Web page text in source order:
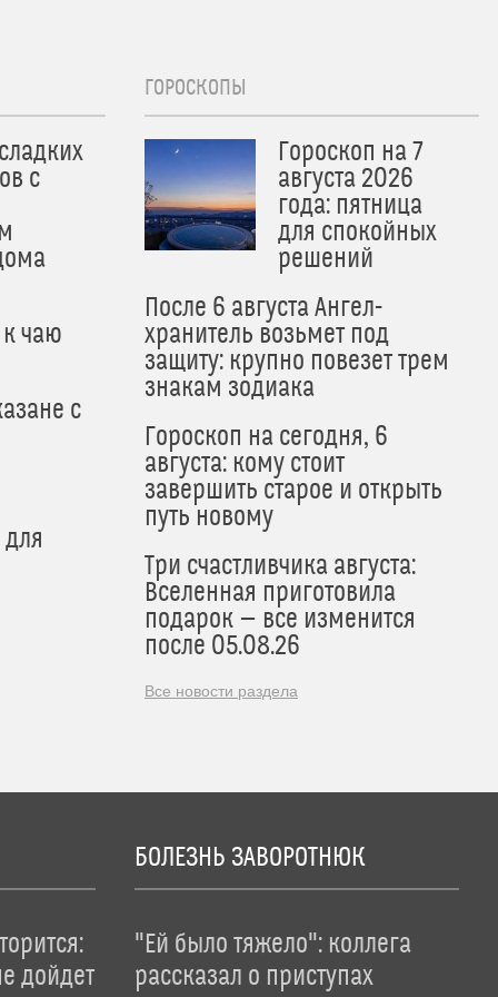
с
чаю
с
ГОРОСКОПЫ
Гороскоп на 7
августа 2026
года: пятница
для спокойных
решений
После 6 августа Ангел-
хранитель возьмет под
защиту: крупно повезет трем
знакам зодиака
Гороскоп на сегодня, 6
августа: кому стоит
завершить старое и открыть
путь новому
Три счастливчика августа:
Вселенная приготовила
подарок — все изменится
после 05.08.26
Все новости раздела
дойдет
БОЛЕЗНЬ ЗАВОРОТНЮК
"Ей было тяжело": коллега
рассказал о приступах